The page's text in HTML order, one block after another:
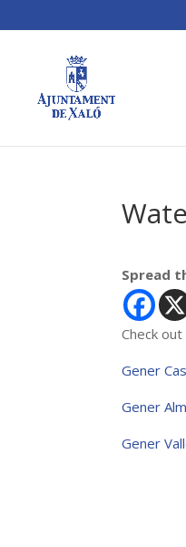
Spread
Check
Gener
Gener
Gener